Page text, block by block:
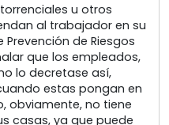
u otros
al trabajador en su
de Riesgos
que los empleados,
lo decretase así,
estas pongan en
obviamente, no tiene
casas, ya que puede